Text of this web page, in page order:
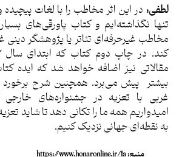
لطفی: در این اثر مخاطب را با لغات
تنها نگذاشته‌ایم و کتاب پاورقی‌های
مخاطب غیرحرفه‌ای تئاتر یا پژوهشگر دینی
مقالاتی نیز اضافه خواهد شد که ایده
بیشتر پیش می‌برد. همچنین شرح برخورد
غربی با تعزیه در جشنواره‌های
امیدواریم همه ما را تکانی دهد تا شاید
به نقطه‌ای جهانی نزدیک کنیم.
منبع: https://www.honaronline.ir/fa